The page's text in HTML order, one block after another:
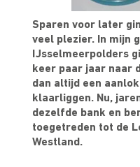
Sparen voor later
veel plezier. In mijn
IJsselmeerpolders
keer paar jaar naar
dan altijd een
klaarliggen. Nu,
dezelfde bank en
toegetreden tot de
Westland.